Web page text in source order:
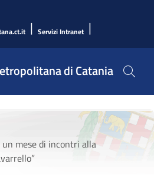
| Servizi Intranet |
di Catania
mese di incontri alla